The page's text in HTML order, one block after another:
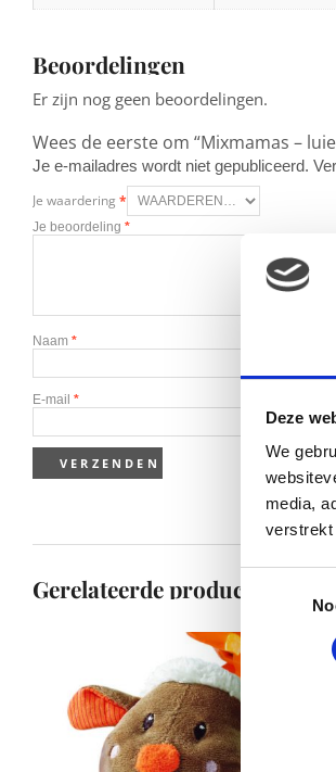
Deze
We
media,
verstrekt
Beoordelingen
Er zijn nog geen beoordelingen.
Wees de eerste om “Mixmamas –
Je e-mailadres wordt niet gepubliceerd.
Je waardering *
Je beoordeling *
Naam *
E-mail *
Gerelateerde producten